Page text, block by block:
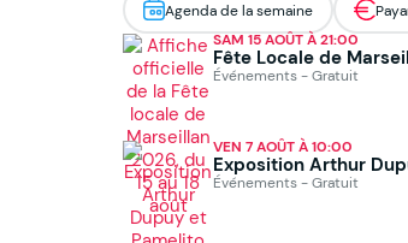
Agenda de la semaine
SAM 15 AOÛT À 21:00
Fête Locale de
Événements - Gratuit
VEN 7 AOÛT À 10:00
Exposition Arthur
Événements - Gratuit